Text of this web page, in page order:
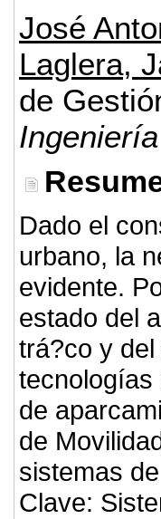
José
Laglera,
de
Dado el
urbano, la
evidente.
estado del
trá?co y
tecnologías
de
de
sistemas
Clave: